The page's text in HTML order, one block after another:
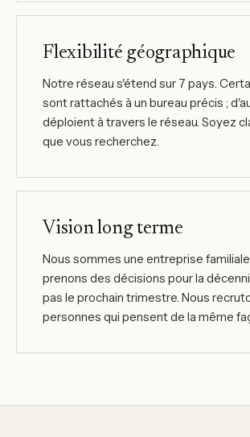
Flexibilité géographique
Notre réseau s'étend sur 7 pays.
sont rattachés à un bureau précis ;
déploient à travers le réseau. Soyez
que vous recherchez.
Vision long terme
Nous sommes une entreprise
prenons des décisions pour la
pas le prochain trimestre. Nous
personnes qui pensent de la même